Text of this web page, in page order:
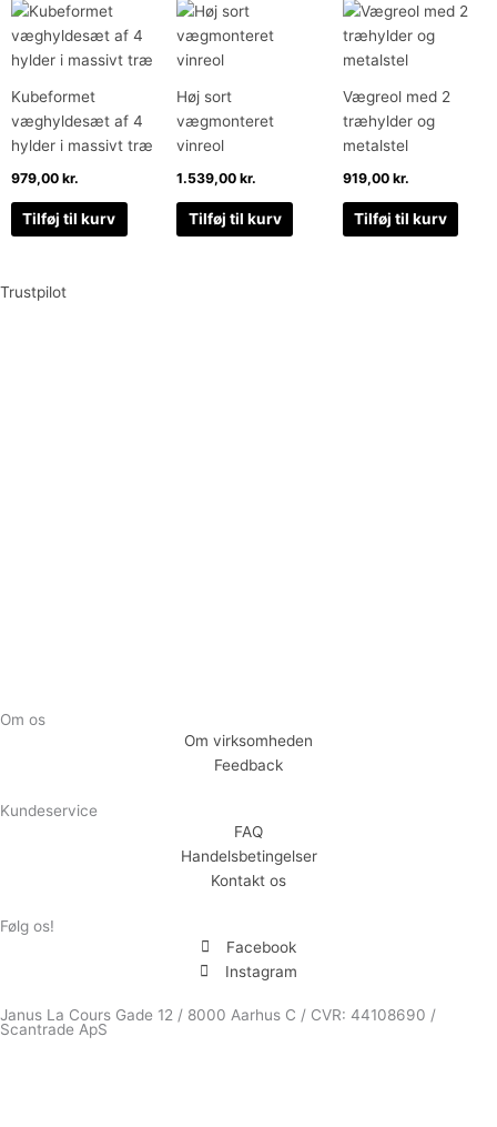
Kubeformet
væghyldesæt af 4
hylder i massivt træ
979,00 kr.
Tilføj til kurv
Høj sort
vægmonteret
vinreol
1.539,00kr.
Tilføj til kurv
Vægreol med 2
træhylder og
metalstel
919,00 kr.
Tilføj til kurv
Trustpilot
Om os
Om virksomheden
Feedback
Kundeservice
FAQ
Handelsbetingelser
Kontakt os
Følg os!
Facebook
Instagram
Janus La Cours Gade 12 / 8000 Aarhus C / CVR: 44108690 /
Scantrade ApS